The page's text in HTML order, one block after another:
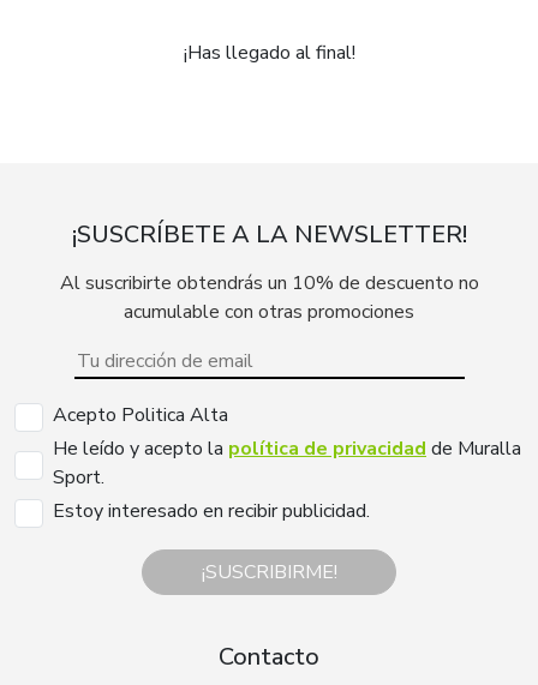
¡Has llegado al final!
¡SUSCRÍBETE A LA NEWSLETTER!
Al suscribirte obtendrás un 10% de descuento no
acumulable con otras promociones
Acepto Politica Alta
He leído y acepto la política de privacidad de Muralla
Sport.
Estoy interesado en recibir publicidad.
¡SUSCRIBIRME!
Contacto